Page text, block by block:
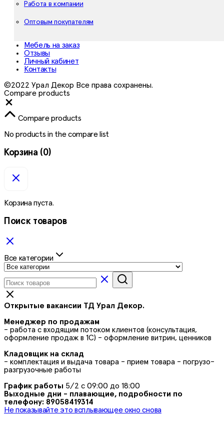
Работа в компании
Оптовым покупателям
Мебель на заказ
Отзывы
Личный кабинет
Контакты
©2022 Урал Декор Все права сохранены.
Compare products
Compare products
No products in the compare list
Корзина (0)
Корзина пуста.
Поиск товаров
Все категории
Открытые вакансии ТД Урал Декор.
Менеджер по продажам
- работа с входящим потоком клиентов (консультация,
оформление продаж в 1С) - оформление витрин, ценников
Кладовщик на склад
- комплектация и выдача товара - прием товара - погрузо-
разгрузочные работы
График работы 5/2 с 09:00 до 18:00
Выходные дни - плавающие, подробности по
телефону: 89058419314
Не показывайте это всплывающее окно снова